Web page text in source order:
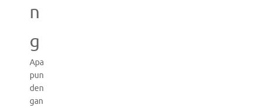
n
g
Apa
pun
den
gan